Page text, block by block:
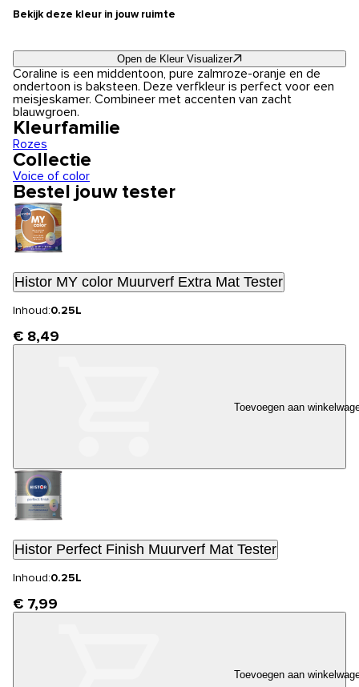
Bekijk deze kleur in jouw ruimte
Open de Kleur Visualizer
Coraline is een middentoon, pure zalmroze-oranje en de
ondertoon is baksteen. Deze verfkleur is perfect voor een
meisjeskamer. Combineer met accenten van zacht
blauwgroen.
Kleurfamilie
Rozes
Collectie
Voice of color
Bestel jouw tester
Histor MY color Muurverf Extra Mat Tester
Inhoud:0.25L
€ 8,49
Toevoegen aan
Histor Perfect Finish Muurverf Mat Tester
Inhoud:0.25L
€ 7,99
Toevoegen aan